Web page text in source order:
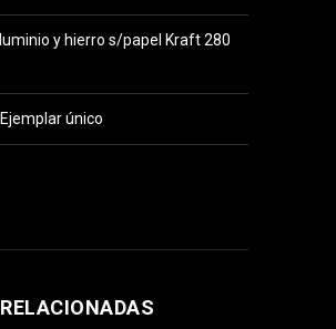
y hierro s/papel Kraft 280
Ejemplar único